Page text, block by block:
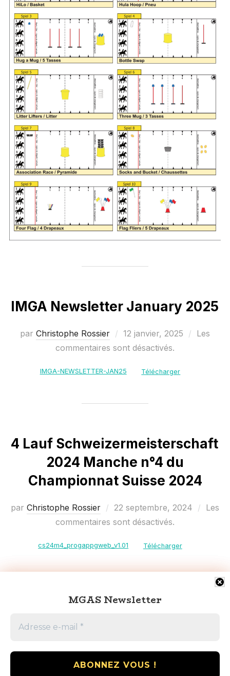
IMGA Newsletter January 2025
par Christophe Rossier
Publié
le
12 janvier, 2025
Les
commentaires sont désactivés.
IMGA-NEWSLETTER-JAN25 Télécharger
4 Lauf Schweizermeisterschaft
2024 Manche n°4 du
Championnat Suisse 2024
par Christophe Rossier
Publié
le
22 septembre, 2024
Les
commentaires sont désactivés.
cs24m4_progappgweb_v1.01 Télécharger
MGAS Newsletter
MGAS Newsletter